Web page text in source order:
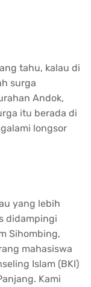
tahu, kalau di
surga
Andok,
itu berada di
longsor
yang lebih
didampingi
Sihombing,
mahasiswa
Islam (BKI)
Kami